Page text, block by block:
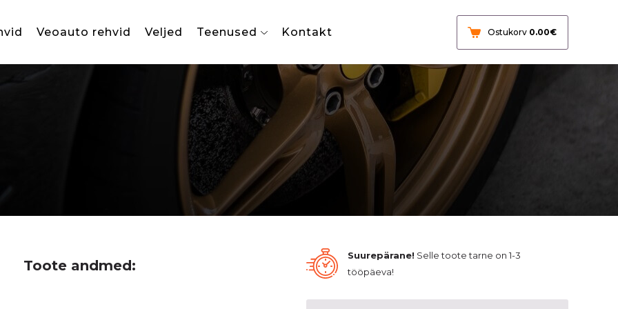
Veoauto rehvid Veljed Teenused Kontakt Ostukorv 0.00€
Toote andmed:
Suurepärane! Selle toote tarne on 1-3
tööpäeva!